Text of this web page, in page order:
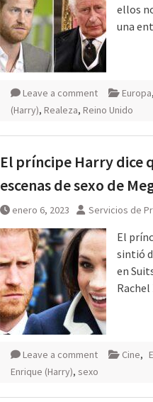
ellos
una
Leave a comment Europa,
(Harry), Realeza, Reino Unido
El príncipe Harry dice
escenas de sexo de
enero 6, 2023 Servicios de
El
sintió
en
Leave a comment Cine,
Enrique (Harry), sexo